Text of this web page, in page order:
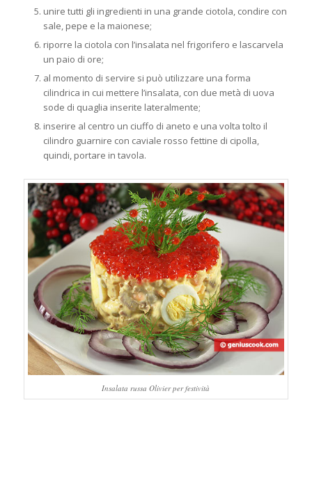
unire tutti gli ingredienti in una grande ciotola, condire con
sale, pepe e la maionese;
riporre la ciotola con l’insalata nel frigorifero e lascarvela
un paio di ore;
al momento di servire si può utilizzare una forma
cilindrica in cui mettere l’insalata, con due metà di uova
sode di quaglia inserite lateralmente;
inserire al centro un ciuffo di aneto e una volta tolto il
cilindro guarnire con caviale rosso fettine di cipolla,
quindi, portare in tavola.
Insalata russa Olivier per festività